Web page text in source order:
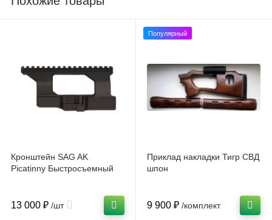
Кронштейн SAG AK
Picatinny Быстросъемный
13 000 ₽ /шт
Популярный
Приклад накладки Тигр СВД
шпон
9 900 ₽ /комплект